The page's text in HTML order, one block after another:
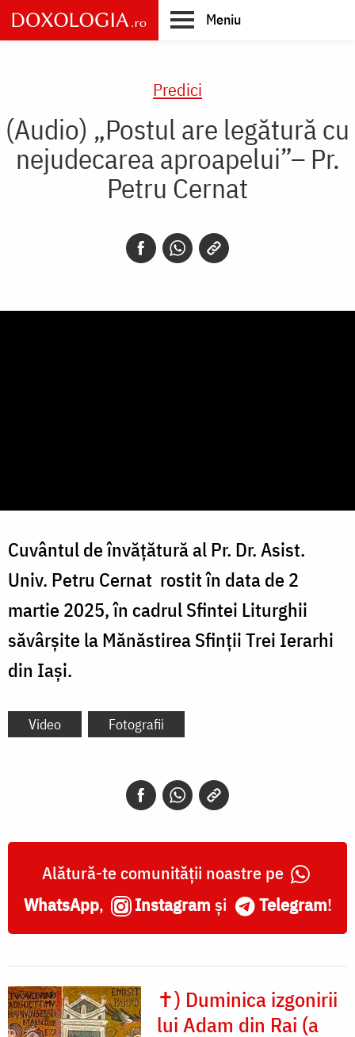
Skip
to
main
Meniu
Predici
(Audio) „Postul are legătură cu
nejudecarea aproapelui”– Pr.
Petru Cernat
Cuvântul de învățătură al Pr. Dr. Asist.
Univ. Petru Cernat rostit în data de 2
martie 2025, în cadrul Sfintei Liturghii
săvârșite la Mănăstirea Sfinții Trei Ierarhi
din Iași.
Video Fotografii
Alătură-te comunității noastre pe
WhatsApp, Instagram și Telegram!
✝) Duminica izgonirii
lui Adam din Rai (a